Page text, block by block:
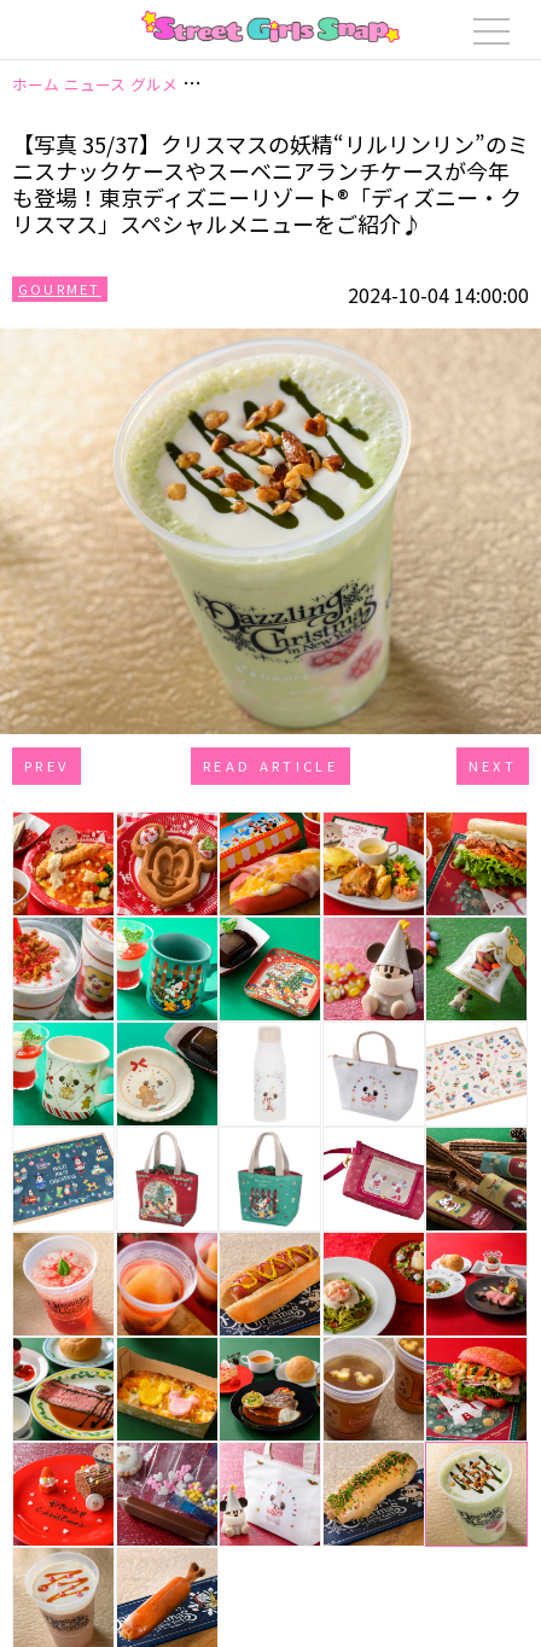
ホーム ニュース グルメ 【写真 35/37】クリスマスの妖精“リルリンリン”
【写真 35/37】クリスマスの妖精“リルリンリン”のミ
ニスナックケースやスーベニアランチケースが今年
も登場！東京ディズニーリゾート®「ディズニー・ク
リスマス」スペシャルメニューをご紹介♪
GOURMET 2024-10-04 14:00:00
PREV READ ARTICLE NEXT